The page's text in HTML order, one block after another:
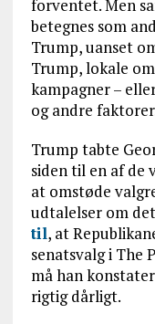
forventet. Men
betegnes som
Trump, uanset
Trump, lokale
kampagner –
og andre
Trump tabte
siden til en af de
at omstøde
udtalelser om
til, at
senatsvalg i The
må han
rigtig dårligt.